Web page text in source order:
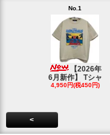
No.1
【2026年
6月新作】 Tシャ
4,950円(税450円)
<